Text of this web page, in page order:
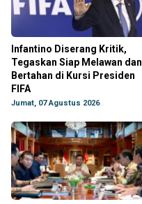
Infantino Diserang Kritik,
Tegaskan Siap Melawan dan
Bertahan di Kursi Presiden
FIFA
Jumat, 07 Agustus 2026